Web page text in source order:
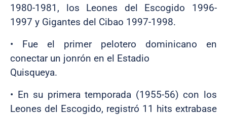
1980-1981, los Leones del Escogido 1996-
1997 y Gigantes del Cibao 1997-1998.
• Fue el primer pelotero dominicano en
conectar un jonrón en el Estadio
Quisqueya.
• En su primera temporada (1955-56) con los
Leones del Escogido, registró 11 hits extrabase